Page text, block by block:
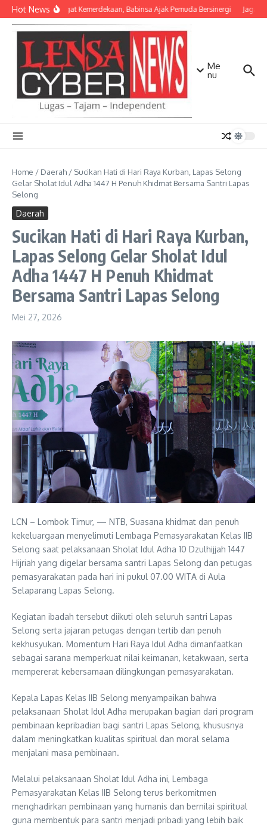
Lewati ke konten
Hot NewsSemangat Kemerdekaan, Babinsa Ajak Pemuda Bersinergi Jaga
Me
nu
Home / Daerah / Sucikan Hati di Hari Raya Kurban, Lapas Selong
Gelar Sholat Idul Adha 1447 H Penuh Khidmat Bersama Santri Lapas
Selong
Daerah
Sucikan Hati di Hari Raya Kurban,
Lapas Selong Gelar Sholat Idul
Adha 1447 H Penuh Khidmat
Bersama Santri Lapas Selong
Mei 27, 2026
LCN – Lombok Timur, — NTB, Suasana khidmat dan penuh
kekeluargaan menyelimuti Lembaga Pemasyarakatan Kelas IIB
Selong saat pelaksanaan Sholat Idul Adha 10 Dzulhijjah 1447
Hijriah yang digelar bersama santri Lapas Selong dan petugas
pemasyarakatan pada hari ini pukul 07.00 WITA di Aula
Selaparang Lapas Selong.
Kegiatan ibadah tersebut diikuti oleh seluruh santri Lapas
Selong serta jajaran petugas dengan tertib dan penuh
kekhusyukan. Momentum Hari Raya Idul Adha dimanfaatkan
sebagai sarana memperkuat nilai keimanan, ketakwaan, serta
mempererat kebersamaan dilingkungan pemasyarakatan.
Kepala Lapas Kelas IIB Selong menyampaikan bahwa
pelaksanaan Sholat Idul Adha merupakan bagian dari program
pembinaan kepribadian bagi santri Lapas Selong, khususnya
dalam meningkatkan kualitas spiritual dan moral selama
menjalani masa pembinaan.
Melalui pelaksanaan Sholat Idul Adha ini, Lembaga
Pemasyarakatan Kelas IIB Selong terus berkomitmen
menghadirkan pembinaan yang humanis dan bernilai spiritual
guna membentuk para santri menjadi pribadi yang lebih baik